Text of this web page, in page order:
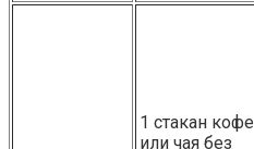
1 стакан кофе
или чая без